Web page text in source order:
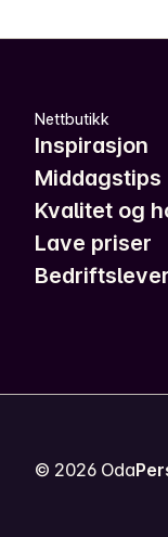
Nettbutikk
Inspirasjon
Middagstips
Kvalitet og
Lave priser
© 2026 Oda